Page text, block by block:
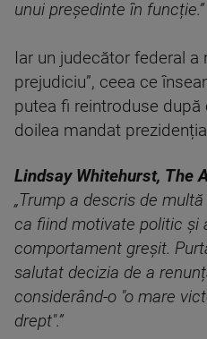
unui președinte în funcție.”
Iar un judecător federal a
prejudiciu”, ceea ce
putea fi reintroduse după
doilea mandat
Lindsay Whitehurst, The
„Trump a descris de
ca fiind motivate politic și
comportament greșit.
salutat decizia de a
considerând-o "o mare
drept".”